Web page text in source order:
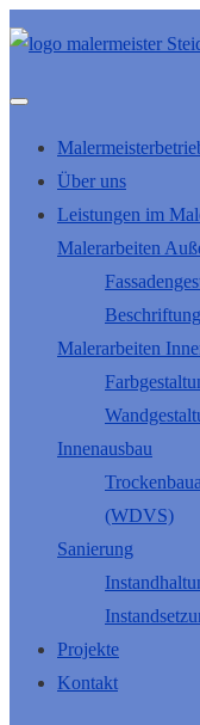
Über uns
Leistungen im
Malerarbeiten
Malerarbeiten
Innenausbau
(WDVS)
Sanierung
Projekte
Kontakt